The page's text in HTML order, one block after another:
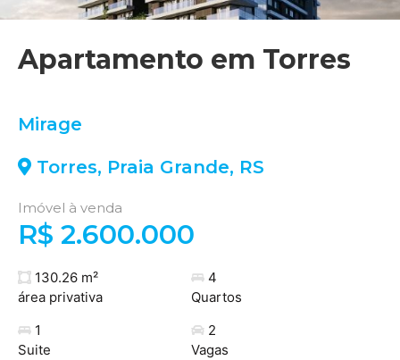
Apartamento em Torres
Mirage
Torres, Praia Grande, RS
Imóvel à venda
R$ 2.600.000
130.26 m²
área privativa
4
Quartos
1
Suite
2
Vagas